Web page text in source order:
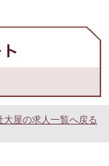
大屋の求人一覧へ戻る